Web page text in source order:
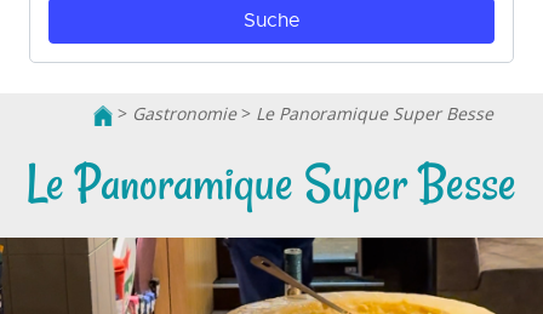
> Gastronomie> Le Panoramique Super Besse
Le Panoramique Super Besse